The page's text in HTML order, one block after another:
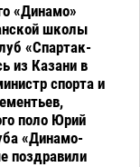
«Динамо»
школы
«Спартак-
из Казани в
спорта и
поло Юрий
«Динамо-
поздравили